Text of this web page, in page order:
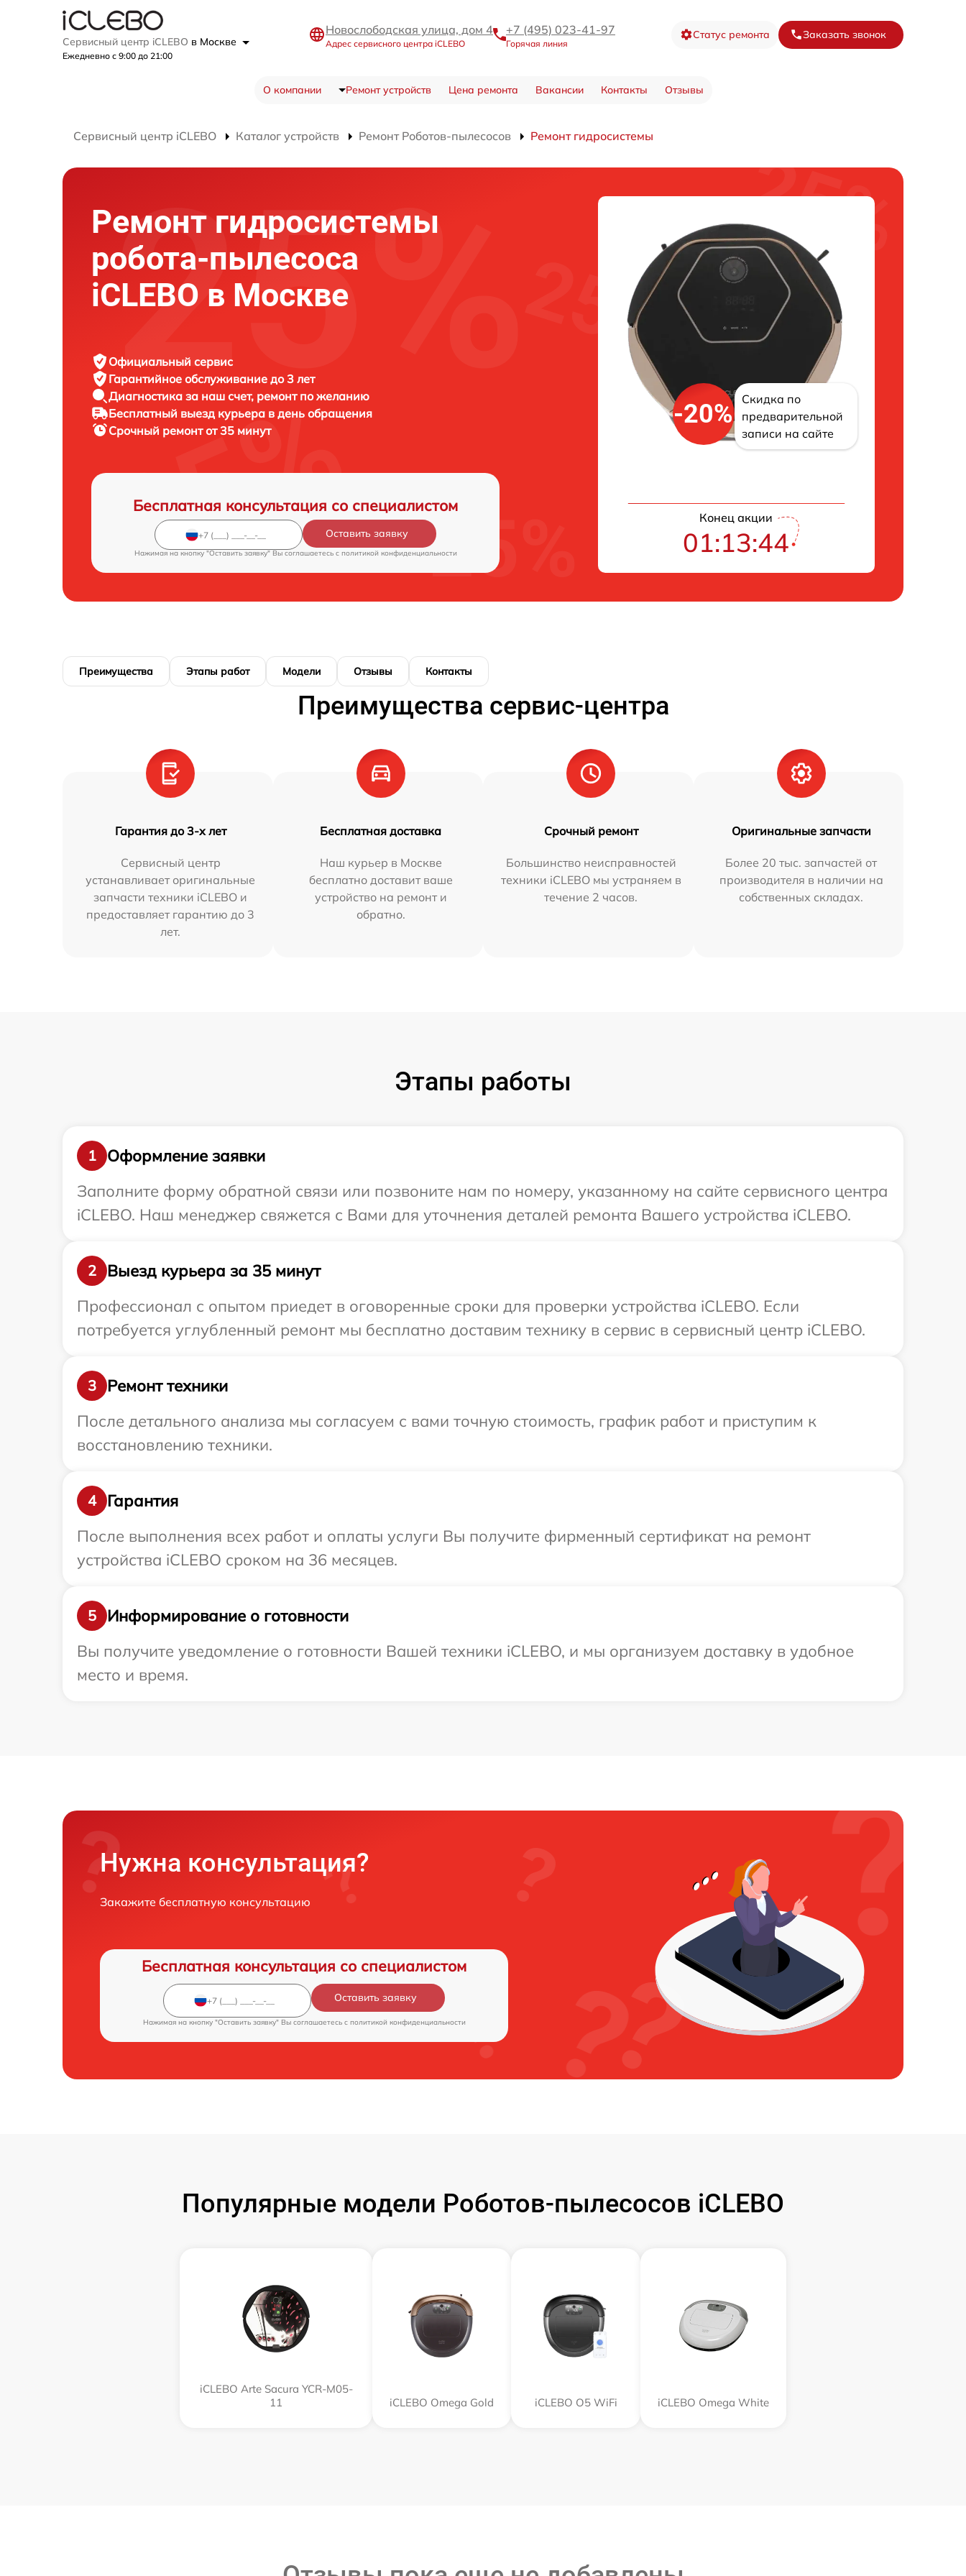
Сервисный центр iCLEBO в Москве
Ежедневно с 9:00 до 21:00
Новослободская улица, дом 4
Адрес сервисного центра iCLEBO
+7 (495) 023-41-97
Горячая линия
Статус ремонта Заказать звонок
О компании Ремонт устройств Цена ремонта Вакансии Контакты Отзывы
Сервисный центр iCLEBO Каталог устройств Ремонт Роботов-пылесосов Ремонт гидросистемы
Ремонт гидросистемы
робота-пылесоса
iCLEBO в Москве
Официальный сервис
Гарантийное обслуживание до 3 лет
Диагностика за наш счет, ремонт по желанию
Бесплатный выезд курьера в день обращения
Срочный ремонтот 35 минут
Бесплатная консультация со специалистом
Оставить заявку
Нажимая на кнопку "Оставить заявку" Вы соглашаетесь c политикой конфиденциальности
-20%
Скидка по
предварительной
записи на сайте
Конец акции
01:13:43
Преимущества Этапы работ Модели Отзывы Контакты
Преимущества сервис-центра
Гарантия до 3-х лет
Сервисный центр
устанавливает оригинальные
запчасти техники iCLEBO и
предоставляет гарантию до 3
лет.
Бесплатная доставка
Наш курьер в Москве
бесплатно доставит ваше
устройство на ремонт и
обратно.
Срочный ремонт
Большинство неисправностей
техники iCLEBO мы устраняем в
течение 2 часов.
Оригинальные запчасти
Более 20 тыс. запчастей от
производителя в наличии на
собственных складах.
Этапы работы
1
Оформление заявки
Заполните форму обратной связи или позвоните нам по номеру, указанному на сайте сервисного центра
iCLEBO. Наш менеджер свяжется с Вами для уточнения деталей ремонта Вашего устройства iCLEBO.
2
Выезд курьера за 35 минут
Профессионал с опытом приедет в оговоренные сроки для проверки устройства iCLEBO. Если
потребуется углубленный ремонт мы бесплатно доставим технику в сервис в сервисный центр iCLEBO.
3
Ремонт техники
После детального анализа мы согласуем с вами точную стоимость, график работ и приступим к
восстановлению техники.
4
Гарантия
После выполнения всех работ и оплаты услуги Вы получите фирменный сертификат на ремонт
устройства iCLEBO сроком на 36 месяцев.
5
Информирование о готовности
Вы получите уведомление о готовности Вашей техники iCLEBO, и мы организуем доставку в удобное
место и время.
Нужна консультация?
Закажите бесплатную консультацию
Бесплатная консультация со специалистом
Оставить заявку
Нажимая на кнопку "Оставить заявку" Вы соглашаетесь c политикой конфиденциальности
Популярные модели Роботов-пылесосов iCLEBO
iCLEBO Arte Sacura YCR-M05-
11
iCLEBO Omega Gold iCLEBO O5 WiFi iCLEBO Omega White